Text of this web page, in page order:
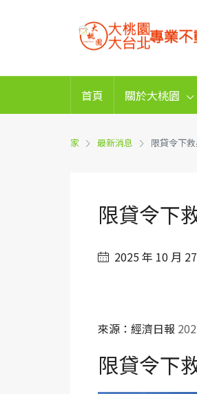
首頁 關於大桃園
家 最新消息 限貸令下
限貸令下
2025 年 10 月
來源：經濟日報
限貸令下